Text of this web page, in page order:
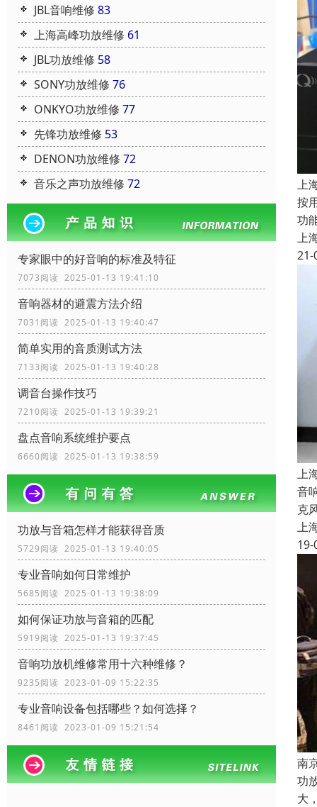
JBL音响维修 83
上海高峰功放维修 61
JBL功放维修 58
SONY功放维修 76
ONKYO功放维修 77
先锋功放维修 53
DENON功放维修 72
音乐之声功放维修 72
专家眼中的好音响的标准及特征
7073阅读 2025-01-13 19:41:10
音响器材的避震方法介绍
7031阅读 2025-01-13 19:40:47
简单实用的音质测试方法
7133阅读 2025-01-13 19:40:28
调音台操作技巧
7210阅读 2025-01-13 19:39:21
盘点音响系统维护要点
6660阅读 2025-01-13 19:38:59
功放与音箱怎样才能获得音质
5729阅读 2025-01-13 19:40:05
专业音响如何日常维护
5685阅读 2025-01-13 19:38:09
如何保证功放与音箱的匹配
5919阅读 2025-01-13 19:37:45
音响功放机维修常用十六种维修？
9235阅读 2023-01-09 15:22:35
专业音响设备包括哪些？如何选择？
8461阅读 2023-01-09 15:21:54
上
按
功
上
21-
上
音
克
上
19-
南
功
大